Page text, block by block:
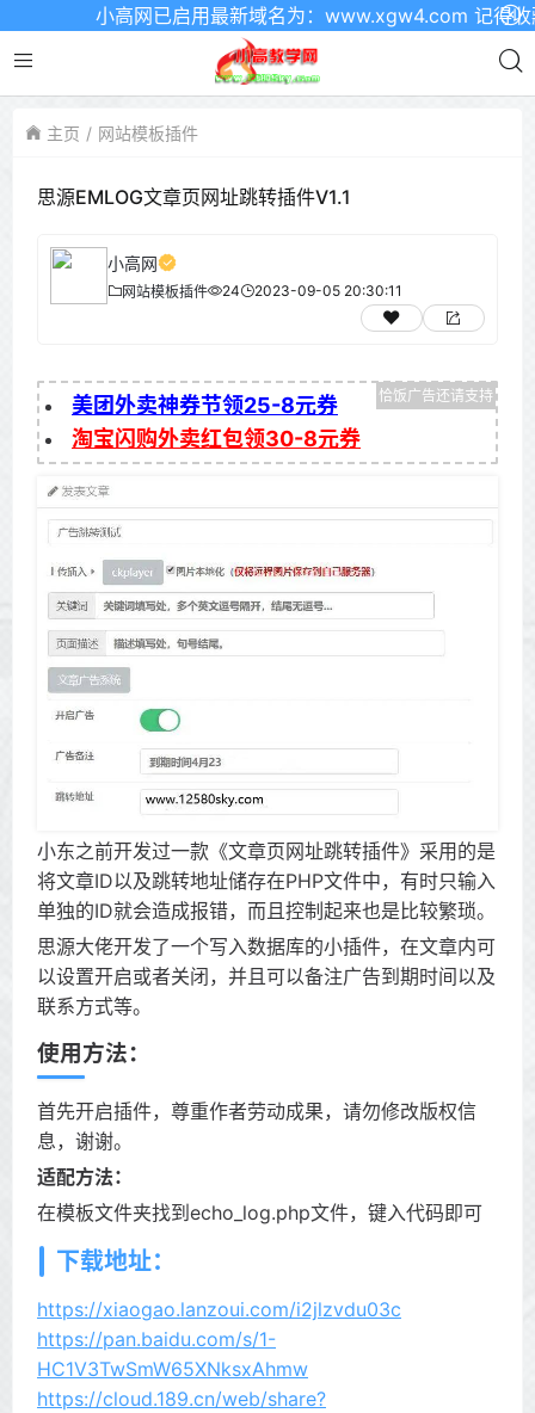
小高网已启用最新域名为：www.xgw4.com 记得收藏
主页 网站模板插件
思源EMLOG文章页网址跳转插件V1.1
小高网
网站模板插件 24 2023-09-05 20:30:11
美团外卖神券节领25-8元券
淘宝闪购外卖红包领30-8元券
小东之前开发过一款《文章页网址跳转插件》采用的是
将文章ID以及跳转地址储存在PHP文件中，有时只输入
单独的ID就会造成报错，而且控制起来也是比较繁琐。
思源大佬开发了一个写入数据库的小插件，在文章内可
以设置开启或者关闭，并且可以备注广告到期时间以及
联系方式等。
使用方法：
首先开启插件，尊重作者劳动成果，请勿修改版权信
息，谢谢。
适配方法：
在模板文件夹找到echo_log.php文件，键入代码即可
下载地址：
https://xiaogao.lanzoui.com/i2jlzvdu03c
https://pan.baidu.com/s/1-
HC1V3TwSmW65XNksxAhmw
https://cloud.189.cn/web/share?